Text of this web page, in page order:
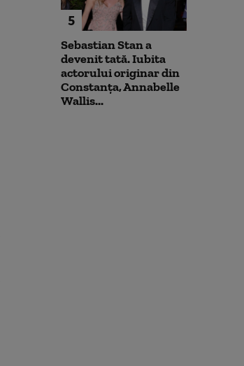
5
Sebastian Stan a
devenit tată. Iubita
actorului originar din
Constanța, Annabelle
Wallis...